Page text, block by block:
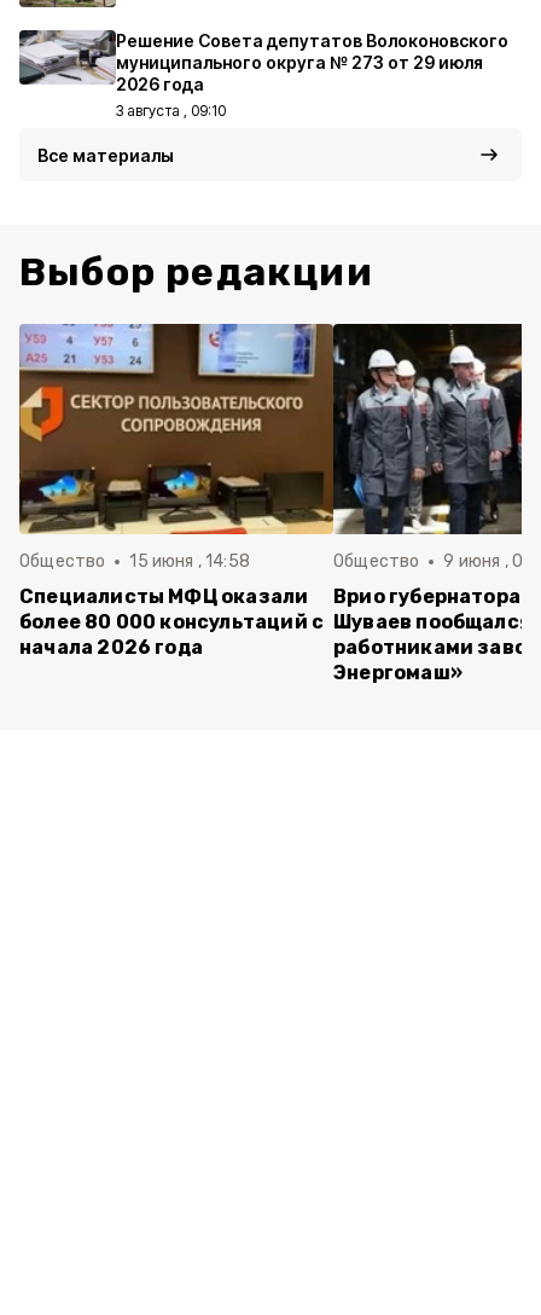
Решение Совета депутатов Волоконовского
муниципального округа № 273 от 29 июля
2026 года
3 августа , 09:10
Все материалы
Выбор редакции
Общество 15 июня , 14:58
Специалисты МФЦ оказали
более 80 000 консультаций с
начала 2026 года
Общество 9 июня ,
Врио губернатора
Шуваев пообщался
работниками
Энергомаш»